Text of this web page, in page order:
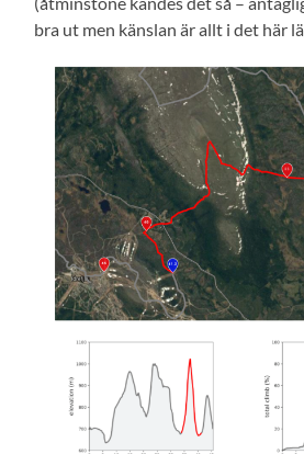
bra ut men känslan är allt i det här